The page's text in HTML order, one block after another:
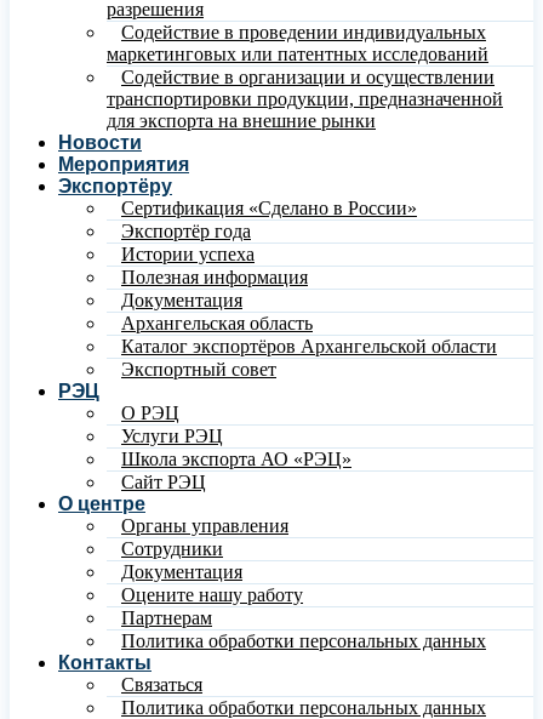
разрешения
Содействие в проведении индивидуальных
маркетинговых или патентных исследований
Содействие в организации и осуществлении
транспортировки продукции, предназначенной
для экспорта на внешние рынки
Новости
Мероприятия
Экспортёру
Сертификация «Сделано в России»
Экспортёр года
Истории успеха
Полезная информация
Документация
Архангельская область
Каталог экспортёров Архангельской области
Экспортный совет
РЭЦ
О РЭЦ
Услуги РЭЦ
Школа экспорта АО «РЭЦ»
Сайт РЭЦ
О центре
Органы управления
Сотрудники
Документация
Оцените нашу работу
Партнерам
Политика обработки персональных данных
Контакты
Связаться
Политика обработки персональных данных